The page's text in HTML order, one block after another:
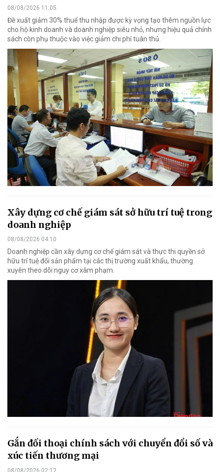
08/08/2026 11:05
Đề xuất giảm 30% thuế thu nhập được kỳ vọng tạo thêm nguồn lực
cho hộ kinh doanh và doanh nghiệp siêu nhỏ, nhưng hiệu quả chính
sách còn phụ thuộc vào việc giảm chi phí tuân thủ.
Xây dựng cơ chế giám sát sở hữu trí tuệ trong
doanh nghiệp
08/08/2026 04:10
Doanh nghiệp cần xây dựng cơ chế giám sát và thực thi quyền sở
hữu trí tuệ đối sản phẩm tại các thị trường xuất khẩu, thường
xuyên theo dõi nguy cơ xâm phạm.
Gắn đối thoại chính sách với chuyển đổi số và
xúc tiến thương mại
08/08/2026 02:12